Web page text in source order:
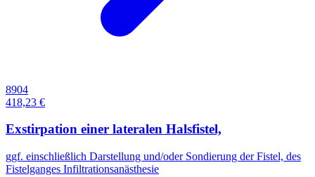
8904
418,23 €
Exstirpation einer lateralen Halsfistel,
ggf. einschließlich Darstellung und/oder Sondierung der Fistel, des
Fistelganges Infiltrationsanästhesie